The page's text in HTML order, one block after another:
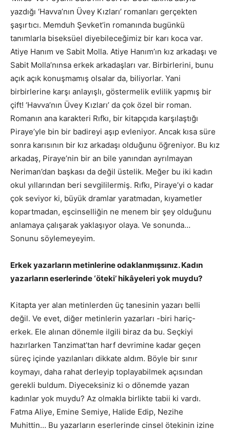
yazdığı ‘Havva’nın Üvey Kızları’ romanları gerçekten
şaşırtıcı. Memduh Şevket’in romanında bugünkü
tanımlarla biseksüel diyebileceğimiz bir karı koca var.
Atiye Hanım ve Sabit Molla. Atiye Hanım’ın kız arkadaşı ve
Sabit Molla’nınsa erkek arkadaşları var. Birbirlerini, bunu
açık açık konuşmamış olsalar da, biliyorlar. Yani
birbirlerine karşı anlayışlı, göstermelik evlilik yapmış bir
çift! ‘Havva’nın Üvey Kızları’ da çok özel bir roman.
Romanın ana karakteri Rıfkı, bir kitapçıda karşılaştığı
Piraye’yle bin bir badireyi aşıp evleniyor. Ancak kısa süre
sonra karısının bir kız arkadaşı olduğunu öğreniyor. Bu kız
arkadaş, Piraye’nin bir an bile yanından ayrılmayan
Neriman’dan başkası da değil üstelik. Meğer bu iki kadın
okul yıllarından beri sevgililermiş. Rıfkı, Piraye’yi o kadar
çok seviyor ki, büyük dramlar yaratmadan, kıyametler
kopartmadan, eşcinselliğin ne menem bir şey olduğunu
anlamaya çalışarak yaklaşıyor olaya. Ve sonunda…
Sonunu söylemeyeyim.
Erkek yazarların metinlerine odaklanmışsınız. Kadın
yazarların eserlerinde ‘öteki’ hikâyeleri yok muydu?
Kitapta yer alan metinlerden üç tanesinin yazarı belli
değil. Ve evet, diğer metinlerin yazarları -biri hariç-
erkek. Ele alınan dönemle ilgili biraz da bu. Seçkiyi
hazırlarken Tanzimat’tan harf devrimine kadar geçen
süreç içinde yazılanları dikkate aldım. Böyle bir sınır
koymayı, daha rahat derleyip toplayabilmek açısından
gerekli buldum. Diyeceksiniz ki o dönemde yazan
kadınlar yok muydu? Az olmakla birlikte tabii ki vardı.
Fatma Aliye, Emine Semiye, Halide Edip, Nezihe
Muhittin… Bu yazarların eserlerinde cinsel ötekinin izine